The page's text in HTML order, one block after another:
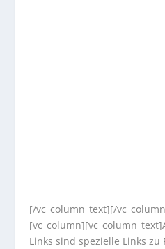
[/vc_column_text][/
Links sind spezielle Links zu